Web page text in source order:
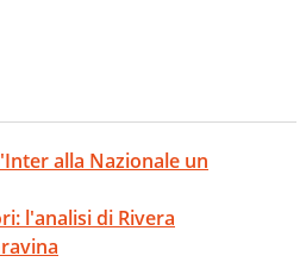
alla Nazionale un
l'analisi di Rivera